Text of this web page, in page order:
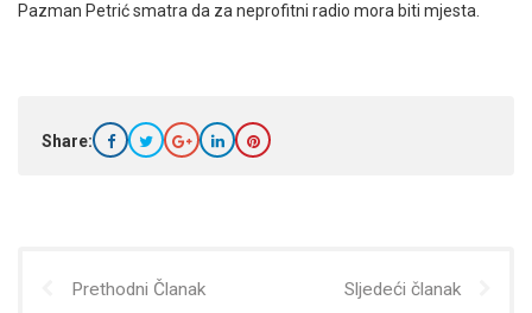
Pazman Petrić smatra da za neprofitni radio mora biti mjesta.
Share:
Prethodni Članak Sljedeći članak